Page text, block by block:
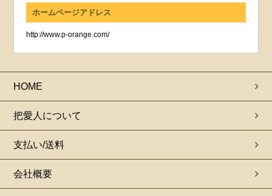
ホームページアドレス
http://www.p-orange.com/
HOME
把愛人について
支払い/送料
会社概要